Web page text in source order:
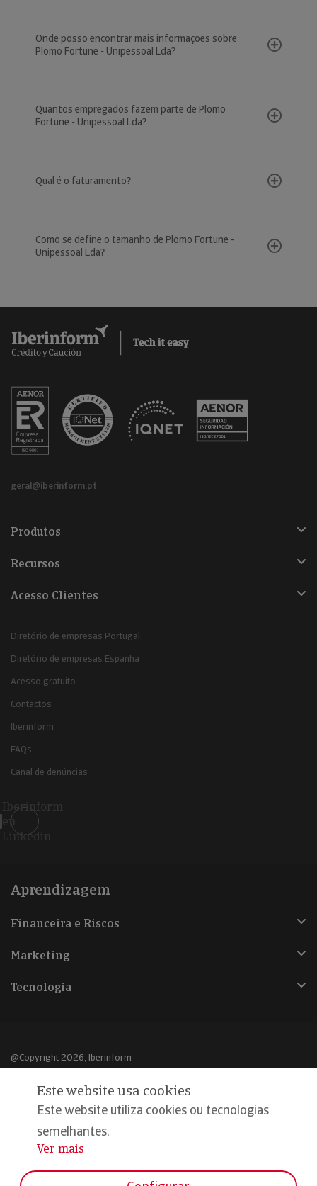
Onde posso encontrar mais informações sobre
Plomo Fortune - Unipessoal Lda?
Quantos empregados fazem parte de Plomo
Fortune - Unipessoal Lda?
Qual é o faturamento?
Como se define o tamanho de Plomo Fortune -
Unipessoal Lda?
geral@iberinform.pt
Produtos
Recursos
Acesso Clientes
Diretório de empresas Portugal
Diretório de empresas Espanha
Acesso gratuito
Contactos
Iberinform
FAQs
Canal de denúncias
Iberinform
en
Linkedin
Aprendizagem
Financeira e Riscos
Marketing
Tecnologia
@Copyright 2026, Iberinform
Aviso legal
Política de cookies
Declaração de privacidade
Este website usa cookies
Este website utiliza cookies ou tecnologias
semelhantes,
...
Ver mais